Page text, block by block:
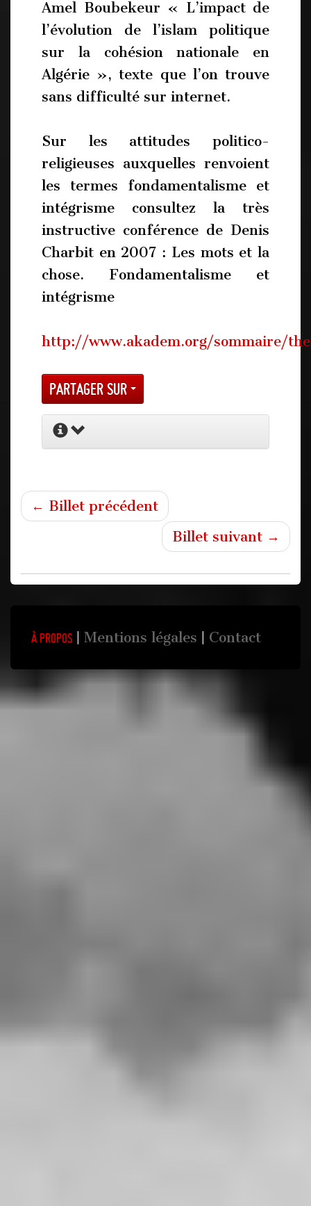
Amel Boubekeur « L’impact de
l’évolution de l’islam politique
sur la cohésion nationale en
Algérie », texte que l’on trouve
sans difficulté sur internet.
Sur les attitudes politico-
religieuses auxquelles renvoient
les termes fondamentalisme et
intégrisme consultez la très
instructive conférence de Denis
Charbit en 2007 : Les mots et la
chose. Fondamentalisme et
intégrisme
http://www.akadem.org/sommaire/
Partager sur
← Billet précédent
Billet suivant →
À propos Mentions légales Contact